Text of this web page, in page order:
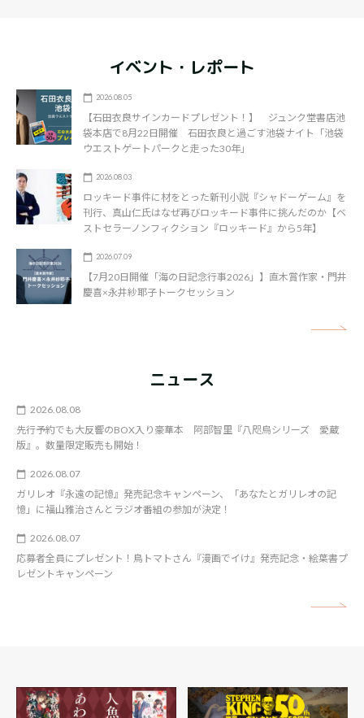
イベント・レポート
2026.08.05
【石田衣良サインカードプレゼント！】 ジュンク堂書店池
袋本店で8月22日開催 石田衣良と過ごす池袋ナイト「池袋
ウエストゲートパークと走った30年」
2026.08.03
ロッキード事件に材をとった新刊小説『シャドーゲーム』を
刊行、真山仁氏はなぜ再びロッキード事件に挑んだのか【ベ
ストセラーノンフィクション『ロッキード』から5年】
2026.07.09
【7月20日開催「海の日記念行事2026」】直木賞作家・門井
慶喜×永井紗耶子トークセッション
ニュース
2026.08.08
先行予約でも大反響のBOX入り豪華本 阿部智里『八咫烏シリーズ 愛蔵
版』。数量限定販売も開始！
2026.08.07
ガリレオ『永遠の記憶』発売記念キャンペーン、「あなたとガリレオの記
憶」に福山雅治さんとラジオ番組の参加が決定！
2026.08.07
応募者全員にプレゼント！鳥トマトさん『漫画でイけ』発売記念・絵葉書プ
レゼントキャンペーン